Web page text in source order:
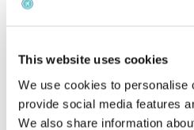
This website uses cookies
We use cookies to personalise
provide social media features
We also share information
dovessimo avviare un
vostro conto. Questo
possibile dal
nostro team di